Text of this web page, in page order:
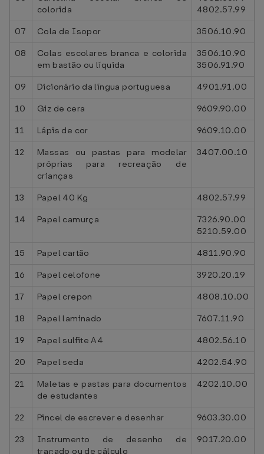
colorida
4802.57.99
07
Cola de Isopor
3506.10.90
08
Colas escolares branca e colorida
em bastão ou líquida
3506.10.90
3506.91.90
09
Dicionário da língua portuguesa
4901.91.00
10
Giz de cera
9609.90.00
11
Lápis de cor
9609.10.00
12
Massas ou pastas para modelar
próprias para recreação de
crianças
3407.00.10
13 Papel 40 Kg
4802.57.99
14
Papel camurça
7326.90.00
5210.59.00
15
Papel cartão
4811.90.90
16
Papel celofone
3920.20.19
17
Papel crepon
4808.10.00
18
Papel laminado
7607.11.90
19
Papel sulfite A4
4802.56.10
20
Papel seda
4202.54.90
21
Maletas e pastas para documentos
de estudantes
4202.10.00
22 Pincel de escrever e desenhar
9603.30.00
23
Instrumento de desenho de
traçado ou de cálculo
9017.20.00